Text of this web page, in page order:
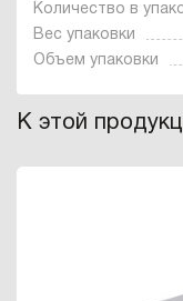
Количество в
Вес упаковки
Объем упаковки
К этой